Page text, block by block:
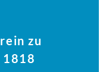
zu
1818